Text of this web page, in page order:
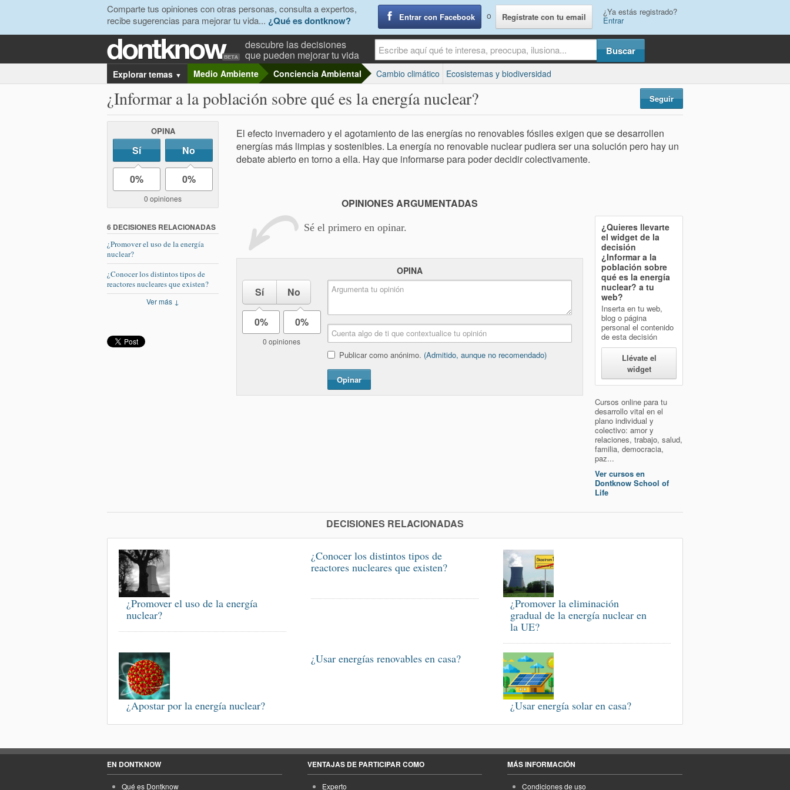
Comparte tus opiniones con otras personas, consulta a expertos,
recibe sugerencias para mejorar tu vida... ¿Qué es dontknow? Entrar con Facebook o Regístrate con tu email ¿Ya estás registrado?
Entrar
descubre las decisiones
que pueden mejorar tu vida
Explorar temas ▼ Medio Ambiente Conciencia Ambiental Cambio climático Ecosistemas y biodiversidad
¿Informar a la población sobre qué es la energía nuclear? Seguir
OPINA
Sí No
0% 0%
0 opiniones
6 DECISIONES RELACIONADAS
¿Promover el uso de la energía
nuclear?
¿Conocer los distintos tipos de
reactores nucleares que existen?
Ver más ↓
El efecto invernadero y el agotamiento de las energías no renovables fósiles exigen que se desarrollen
energías más limpias y sostenibles. La energía no renovable nuclear pudiera ser una solución pero hay un
debate abierto en torno a ella. Hay que informarse para poder decidir colectivamente.
OPINIONES ARGUMENTADAS
Sé el primero en opinar.
OPINA
Sí No
0% 0%
0 opiniones
Publicar como anónimo. (Admitido, aunque no recomendado)
Opinar
¿Quieres llevarte
el widget de la
decisión
¿Informar a la
población sobre
qué es la energía
nuclear? a tu
web?
Inserta en tu web,
blog o página
personal el contenido
de esta decisión
Llévate el
widget
Cursos online para tu
desarrollo vital en el
plano individual y
colectivo: amor y
relaciones, trabajo, salud,
familia, democracia,
paz...
Ver cursos en
Dontknow School of
Life
DECISIONES RELACIONADAS
¿Promover el uso de la energía
nuclear?
¿Conocer los distintos tipos de
reactores nucleares que existen?
¿Promover la eliminación
gradual de la energía nuclear en
la UE?
¿Apostar por la energía nuclear?
¿Usar energías renovables en casa?
¿Usar energía solar en casa?
EN DONTKNOW
Qué es Dontknow
VENTAJAS DE PARTICIPAR COMO
Experto
MÁS INFORMACIÓN
Condiciones de uso